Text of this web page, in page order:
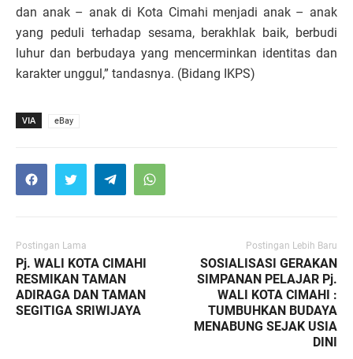
dan anak – anak di Kota Cimahi menjadi anak – anak
yang peduli terhadap sesama, berakhlak baik, berbudi
luhur dan berbudaya yang mencerminkan identitas dan
karakter unggul,” tandasnya. (Bidang IKPS)
VIA eBay
Postingan Lama
Pj. WALI KOTA CIMAHI
RESMIKAN TAMAN
ADIRAGA DAN TAMAN
SEGITIGA SRIWIJAYA
Postingan Lebih Baru
SOSIALISASI GERAKAN
SIMPANAN PELAJAR Pj.
WALI KOTA CIMAHI :
TUMBUHKAN BUDAYA
MENABUNG SEJAK USIA
DINI